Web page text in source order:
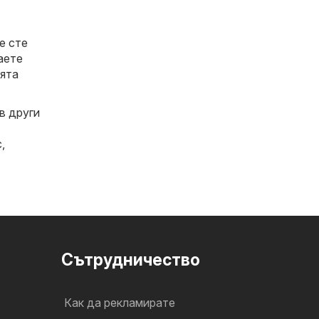
сте
други
Cътрудничество
Как да рекламирате